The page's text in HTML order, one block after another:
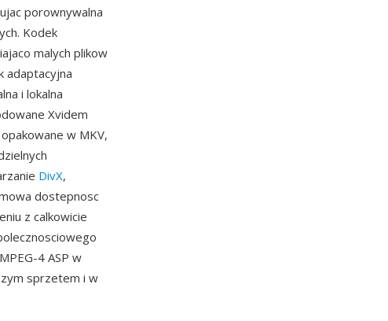
porownywalna
Kodek
malych plikow
adaptacyjna
i lokalna
Xvidem
w MKV,
DivX,
dostepnosc
z calkowicie
4 ASP w
sprzetem i w